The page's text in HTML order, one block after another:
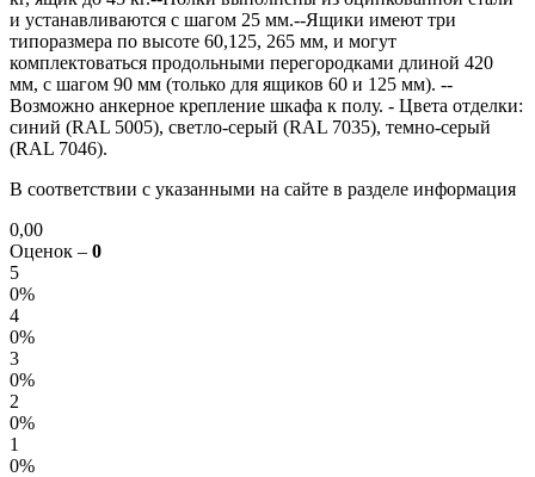
и устанавливаются с шагом 25 мм.--Ящики имеют три
типоразмера по высоте 60,125, 265 мм, и могут
комплектоваться продольными перегородками длиной 420
мм, с шагом 90 мм (только для ящиков 60 и 125 мм). --
Возможно анкерное крепление шкафа к полу. - Цвета отделки:
синий (RAL 5005), светло-серый (RAL 7035), темно-серый
(RAL 7046).
В соответствии с указанными на сайте в разделе информация
0,00
Оценок – 0
5
0%
4
0%
3
0%
2
0%
1
0%